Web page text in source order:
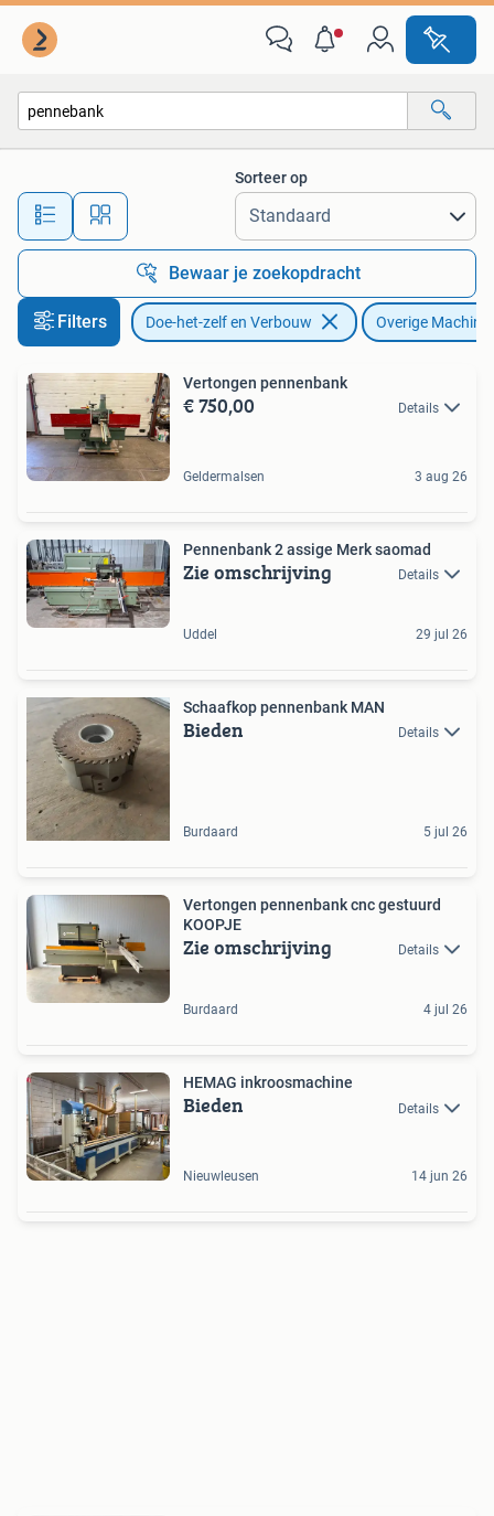
Alle afstanden…
Sorteer op
Bewaar je zoekopdracht
Filters Doe-het-zelf en Verbouw Overige
Vertongen pennenbank
€ 750,00 Details
Geldermalsen 3 aug 26
Pennenbank 2 assige Merk saomad
Zie omschrijving Details
Uddel 29 jul 26
Schaafkop pennenbank MAN
Bieden Details
Burdaard 5 jul 26
Vertongen pennenbank cnc gestuurd
KOOPJE
Zie omschrijving Details
Burdaard 4 jul 26
HEMAG inkroosmachine
Bieden Details
Nieuwleusen 14 jun 26